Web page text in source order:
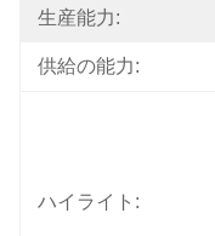
生産能力:
供給の能力:
ハイライト: